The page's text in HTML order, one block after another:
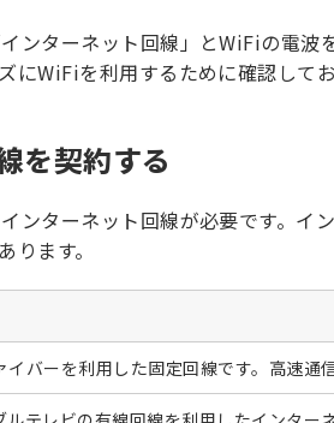
ンターネット回線」とWiFiの電
にWiFiを利用するために確認してお
を契約する
ンターネット回線が必要です。イ
ります。
イバーを利用した固定回線です。高速通